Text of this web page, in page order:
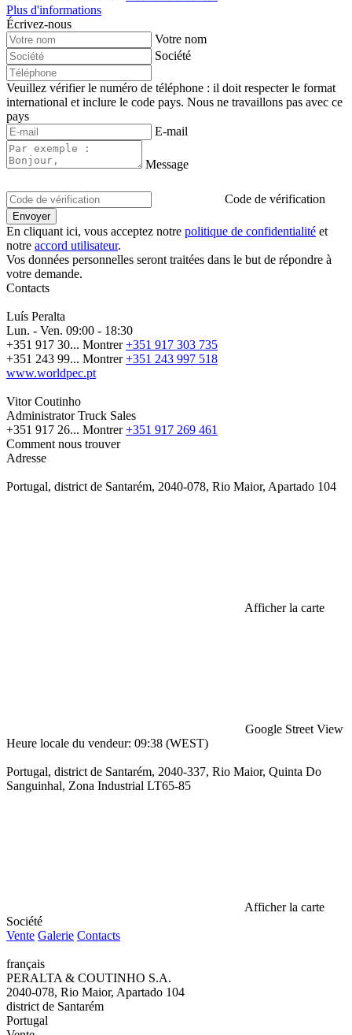
Plus d'informations
Écrivez-nous
Votre nom
Société
Veuillez vérifier le numéro de téléphone : il doit respecter le format
international et inclure le code pays. Nous ne travaillons pas avec ce
pays
E-mail
Message
Code de vérification
En cliquant ici, vous acceptez notre politique de confidentialité et
notre accord utilisateur.
Vos données personnelles seront traitées dans le but de répondre à
votre demande.
Contacts
Luís Peralta
Lun. - Ven. 09:00 - 18:30
+351 917 30... Montrer+351 917 303 735
+351 243 99... Montrer+351 243 997 518
www.worldpec.pt
Vitor Coutinho
Administrator Truck Sales
+351 917 26... Montrer+351 917 269 461
Comment nous trouver
Adresse
Portugal, district de Santarém, 2040-078, Rio Maior, Apartado 104
Afficher la carte
Google Street View
Heure locale du vendeur: 09:38 (WEST)
Portugal, district de Santarém, 2040-337, Rio Maior, Quinta Do
Sanguinhal, Zona Industrial LT65-85
Afficher la carte
Société
Vente Galerie Contacts
français
PERALTA & COUTINHO S.A.
2040-078, Rio Maior, Apartado 104
district de Santarém
Portugal